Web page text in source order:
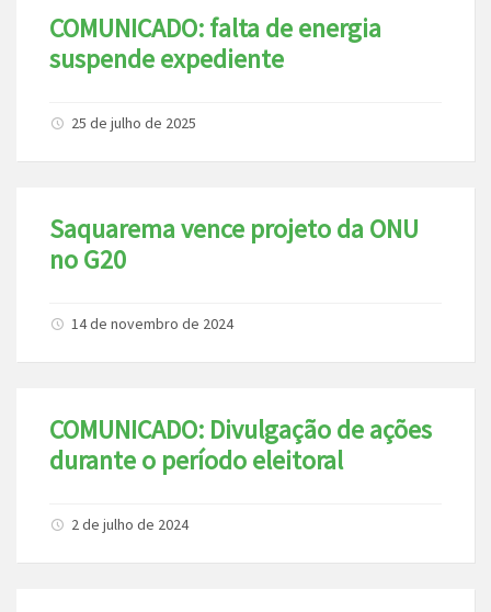
COMUNICADO: falta de energia
suspende expediente
25 de julho de 2025
Saquarema vence projeto da ONU
no G20
14 de novembro de 2024
COMUNICADO: Divulgação de ações
durante o período eleitoral
2 de julho de 2024